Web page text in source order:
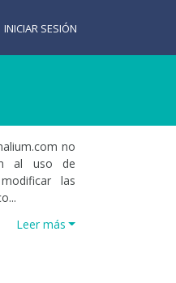
INICIAR SESIÓN
no
al uso de
las
Leer más